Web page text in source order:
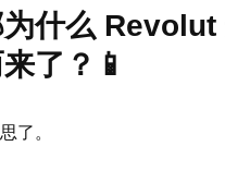
什么 Revolut
了？📱
了。